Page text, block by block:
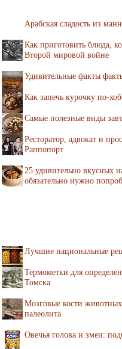
Арабская сладость из
Как приготовить блюда,
Второй мировой войне
Удивительные факты
Как запечь курочку по-
Самые полезные виды
Ресторатор, адвокат и
Раппопорт
25 удивительно вкусных
обязательно нужно
Лучшие национальные
Термометки для
Томска
Мозговые кости
палеолита
Овечья голова и змеи: